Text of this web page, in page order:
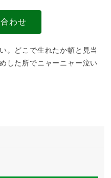
わせ
。どこで生れたか頓と見当
した所でニャーニャー泣い